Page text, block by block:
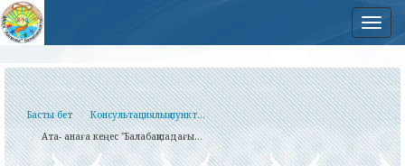
Басты бет
Консультациялық пункт...
Ата- анаға кеңес "Балабақшадағы...